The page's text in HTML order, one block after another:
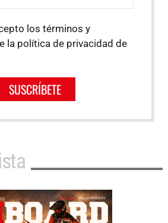
los términos y
la política de privacidad de
SUSCRÍBETE